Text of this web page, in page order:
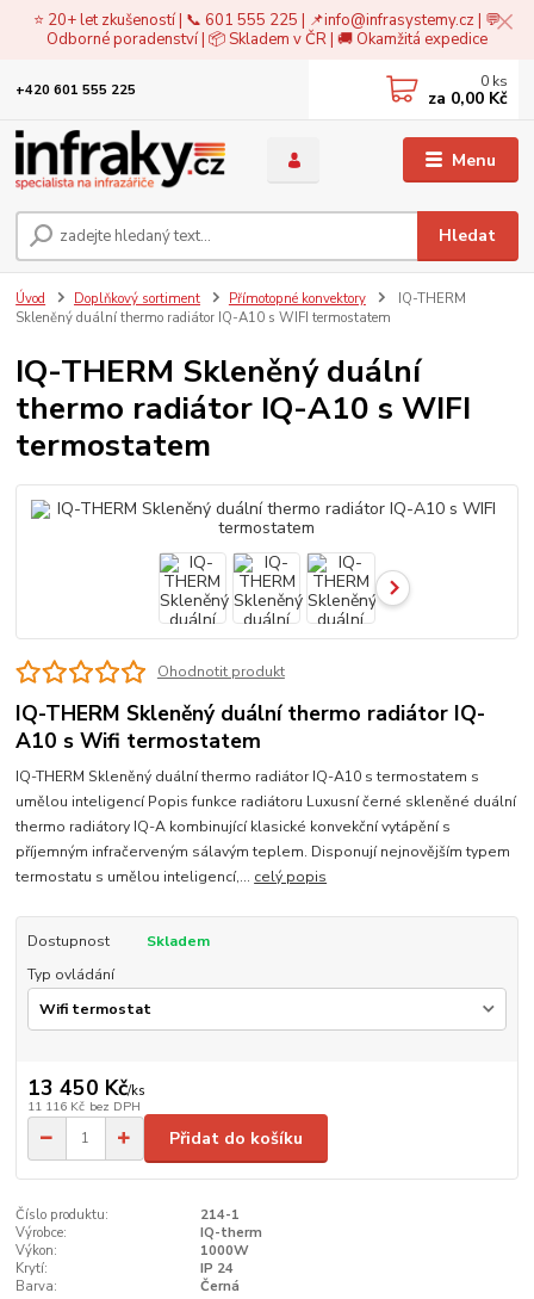
⭐ 20+ let zkušeností | 📞 601 555 225 | 📌info@infrasystemy.cz| 💬
Odborné poradenství | 📦 Skladem v ČR | 🚚 Okamžitá expedice
Menu
Hledat
+420 601 555 225 0 ks
za 0,00 Kč
Úvod Doplňkový sortiment Přímotopné konvektory
IQ-THERM
Skleněný duální thermo radiátor IQ-A10 s WIFI termostatem
IQ-THERM Skleněný duální
thermo radiátor IQ-A10 s WIFI
termostatem
Ohodnotit produkt
IQ-THERM Skleněný duální thermo radiátor IQ-
A10 s Wifi termostatem
IQ-THERM Skleněný duální thermo radiátor IQ-A10 s termostatem s
umělou inteligencí Popis funkce radiátoru Luxusní černé skleněné duální
thermo radiátory IQ-A kombinující klasické konvekční vytápění s
příjemným infračerveným sálavým teplem. Disponují nejnovějším typem
termostatu s umělou inteligencí,... celý popis
Dostupnost
Skladem
Typ ovládání
13 450 Kč/ks
11 116 Kč bez DPH
Přidat do košíku
Číslo produktu:
214-1
Výrobce:
IQ-therm
Výkon:
1000W
Krytí:
IP 24
Barva:
Černá